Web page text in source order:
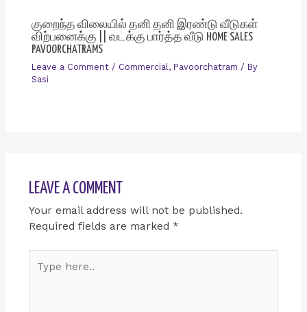
குறைந்த விலையில் தனி தனி இரண்டு வீடுகள்
விற்பனைக்கு || வடக்கு பார்த்த வீடு HOME SALES
PAVOORCHATRAMS
Leave a Comment / Commercial , Pavoorchatram / By
Sasi
LEAVE A COMMENT
Your email address will not be published.
Required fields are marked *
here..